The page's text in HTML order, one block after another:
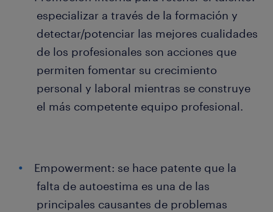
especializar a través de la formación y
detectar/potenciar las mejores cualidades
de los profesionales son acciones que
permiten fomentar su crecimiento
personal y laboral mientras se construye
el más competente equipo profesional.
Empowerment: se hace patente que la
falta de autoestima es una de las
principales causantes de problemas